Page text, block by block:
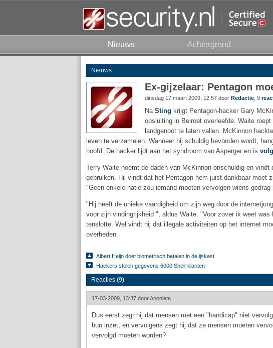
Nieuws Achtergrond
Nieuws
Ex-gijzelaar: Pentagon
dinsdag 17 maart 2009, 12:57 door Redactie , 9
Na Sting krijgt Pentagon-hacker Gary
opsluiting in Beiroet overleefde. Waite
landgenoot te laten vallen. McKinnon
leven te verzamelen. Wanneer hij schuldig bevonden wordt,
hoofd. De hacker lijdt aan het syndroom van Asperger en is
Terry Waite noemt de daden van McKinnon onschuldig en
gebruiken. Hij vindt dat het Pentagon hem juist dankbaar moet
"Geen enkele natie zou iemand moeten vervolgen wiens
"Hij heeft de unieke vaardigheid om zijn weg door de
voor zijn vindingrijkheid ", aldus Waite. "Voor zover ik weet
tenslotte. Wel vindt hij dat illegale activiteiten op het internet
overheden.
Albert Heijn doet biometrisch betalen in de ijskast
Hackers stelen gegevens 6000 Shell-klanten
Reacties (9)
17-03-2009, 13:37 doorAnoniem
Dus eerst zegt hij dat mensen met een "handicap" niet
hun inzet, en vervolgens zegt hij dat ze mensen moeten
vervolgd moeten worden?